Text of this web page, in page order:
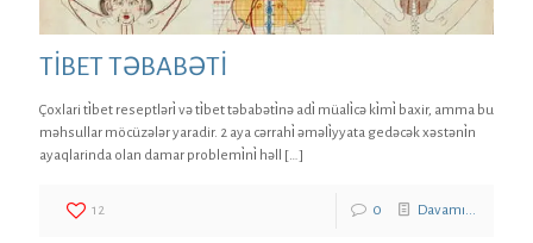
TİBET TƏBABƏTİ
Çoxlari ti̇bet reseptləri̇ və ti̇bet təbabəti̇nə adi̇ müali̇cə ki̇mi̇ baxir, amma bu
məhsullar möcüzələr yaradir. 2 aya cərrahi̇ əməli̇yyata gedəcək xəstəni̇n
ayaqlarinda olan damar problemi̇ni̇ həll
[…]
12 0 Davamı...